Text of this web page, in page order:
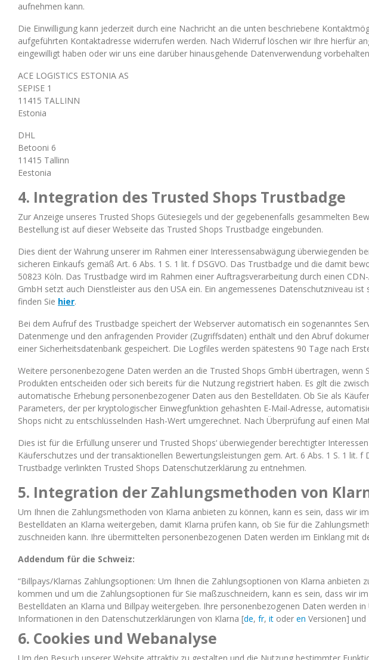
aufnehmen kann.
Die Einwilligung kann jederzeit durch eine Nachricht an die unten beschriebene
aufgeführten Kontaktadresse widerrufen werden. Nach Widerruf löschen wir Ihre hierfür
eingewilligt haben oder wir uns eine darüber hinausgehende Datenverwendung
ACE LOGISTICS ESTONIA AS
SEPISE 1
11415 TALLINN
Estonia
DHL
Betooni 6
11415 Tallinn
Eestonia
4. Integration des Trusted Shops Trustbadge
Zur Anzeige unseres Trusted Shops Gütesiegels und der gegebenenfalls gesammelten
Bestellung ist auf dieser Webseite das Trusted Shops Trustbadge eingebunden.
Dies dient der Wahrung unserer im Rahmen einer Interessensabwägung überwiegenden
sicheren Einkaufs gemäß Art. 6 Abs. 1 S. 1 lit. f DSGVO. Das Trustbadge und die damit
50823 Köln. Das Trustbadge wird im Rahmen einer Auftragsverarbeitung durch einen
GmbH setzt auch Dienstleister aus den USA ein. Ein angemessenes Datenschutzniveau
finden Sie hier.
Bei dem Aufruf des Trustbadge speichert der Webserver automatisch ein sogenanntes
Datenmenge und den anfragenden Provider (Zugriffsdaten) enthält und den Abruf
einer Sicherheitsdatenbank gespeichert. Die Logfiles werden spätestens 90 Tage nach
Weitere personenbezogene Daten werden an die Trusted Shops GmbH übertragen,
Produkten entscheiden oder sich bereits für die Nutzung registriert haben. Es gilt die
automatische Erhebung personenbezogener Daten aus den Bestelldaten. Ob Sie als
Parameters, der per kryptologischer Einwegfunktion gehashten E-Mail-Adresse,
Shops nicht zu entschlüsselnden Hash-Wert umgerechnet. Nach Überprüfung auf einen
Dies ist für die Erfüllung unserer und Trusted Shops‘ überwiegender berechtigter
Käuferschutzes und der transaktionellen Bewertungsleistungen gem. Art. 6 Abs. 1 S. 1 lit.
Trustbadge verlinkten Trusted Shops Datenschutzerklärung zu entnehmen.
5. Integration der Zahlungsmethoden von
Um Ihnen die Zahlungsmethoden von Klarna anbieten zu können, kann es sein, dass wir
Bestelldaten an Klarna weitergeben, damit Klarna prüfen kann, ob Sie für die
zuschneiden kann. Ihre übermittelten personenbezogenen Daten werden im Einklang mit
Addendum für die Schweiz:
“Billpays/Klarnas Zahlungsoptionen: Um Ihnen die Zahlungsoptionen von Klarna
kommen und um die Zahlungsoptionen für Sie maßzuschneidern, kann es sein, dass wir
Bestelldaten an Klarna und Billpay weitergeben. Ihre personenbezogenen Daten werden
Informationen in den Datenschutzerklärungen von Klarna [de, fr, it oder en Versionen] und
6. Cookies und Webanalyse